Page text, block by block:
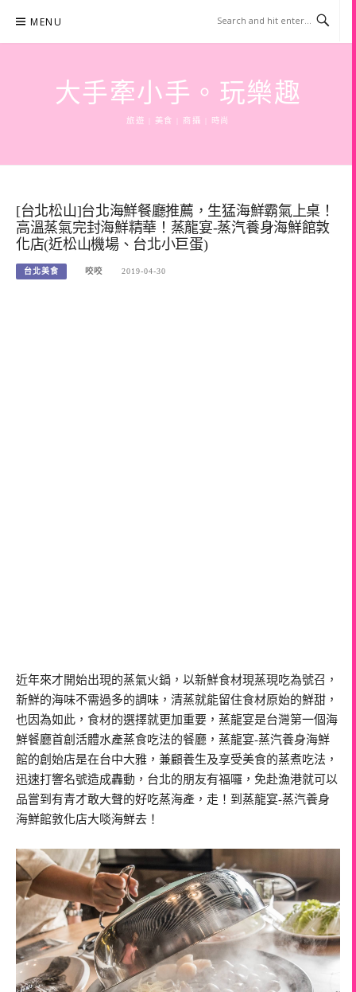
content
MENU
大手牽小手。玩樂趣
旅遊 | 美食 | 商攝 | 時尚
[台北松山]台北海鮮餐廳推薦，生猛海鮮霸氣上桌！
高溫蒸氣完封海鮮精華！蒸龍宴-蒸汽養身海鮮館敦
化店(近松山機場、台北小巨蛋)
台北美食 咬咬 2019-04-30
近年來才開始出現的蒸氣火鍋，以新鮮食材現蒸現吃為號召，
新鮮的海味不需過多的調味，清蒸就能留住食材原始的鮮甜，
也因為如此，食材的選擇就更加重要，蒸龍宴是台灣第一個海
鮮餐廳首創活體水產蒸食吃法的餐廳，蒸龍宴-蒸汽養身海鮮
館的創始店是在台中大雅，兼顧養生及享受美食的蒸煮吃法，
迅速打響名號造成轟動，台北的朋友有福囉，免赴漁港就可以
品嘗到有青才敢大聲的好吃蒸海產，走！到蒸龍宴-蒸汽養身
海鮮館敦化店大啖海鮮去！